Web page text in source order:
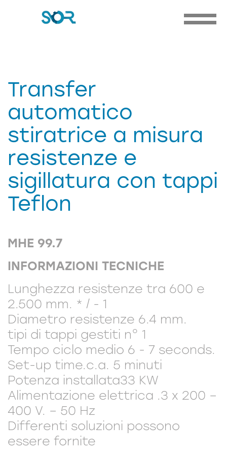
Transfer
automatico
stiratrice a misura
resistenze e
sigillatura con tappi
Teflon
MHE 99.7
INFORMAZIONI TECNICHE
Lunghezza resistenze tra 600 e
2.500 mm. * / - 1
Diametro resistenze 6.4 mm.
tipi di tappi gestiti n° 1
Tempo ciclo medio 6 - 7 seconds.
Set-up time.c.a. 5 minuti
Potenza installata33 KW
Alimentazione elettrica .3 x 200 –
400 V. – 50 Hz
Differenti soluzioni possono
essere fornite